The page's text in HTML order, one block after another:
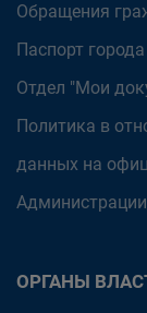
Обращения
Паспорт города
Отдел "Мои
Политика в
данных на
Администрации
ОРГАНЫ